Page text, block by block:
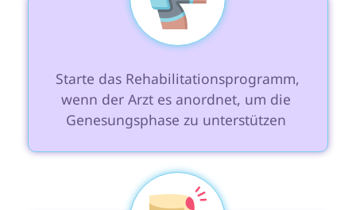
wenn der Arzt es anordnet, um die
Genesungsphase zu unterstützen